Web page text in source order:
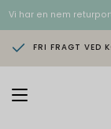
Vi har en nem
FRI FRAGT VED
T